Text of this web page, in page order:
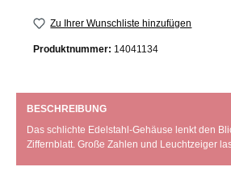
Zu Ihrer Wunschliste hinzufügen
Produktnummer: 14041134
BESCHREIBUNG
Das schlichte Edelstahl-Gehäuse lenkt den
Ziffernblatt. Große Zahlen und Leuchtzeiger